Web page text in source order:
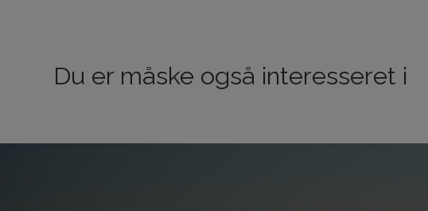
Du er måske også interesseret i